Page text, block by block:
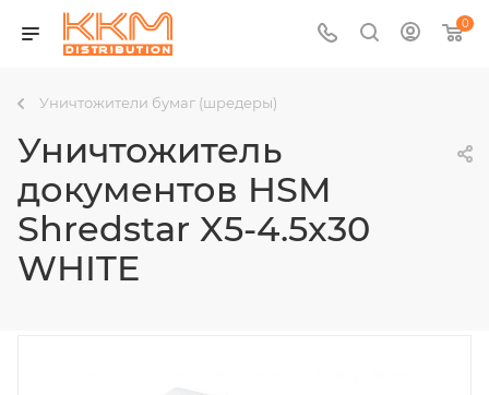
0
Уничтожители бумаг (шредеры)
Уничтожитель
документов HSM
Shredstar X5-4.5x30
WHITE